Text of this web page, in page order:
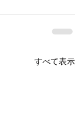
すべて表示